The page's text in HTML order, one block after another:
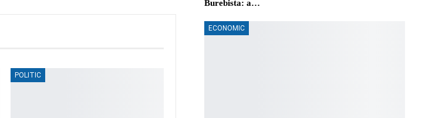
POLITIC
Burebista: a…
ECONOMIC